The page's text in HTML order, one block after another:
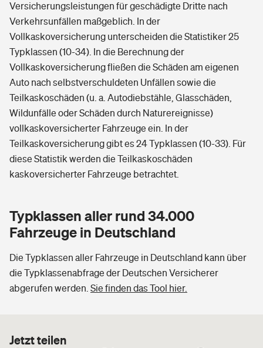
Versicherungsleistungen für geschädigte Dritte nach
Verkehrsunfällen maßgeblich. In der
Vollkaskoversicherung unterscheiden die Statistiker 25
Typklassen (10-34). In die Berechnung der
Vollkaskoversicherung fließen die Schäden am eigenen
Auto nach selbstverschuldeten Unfällen sowie die
Teilkaskoschäden (u. a. Autodiebstähle, Glasschäden,
Wildunfälle oder Schäden durch Naturereignisse)
vollkaskoversicherter Fahrzeuge ein. In der
Teilkaskoversicherung gibt es 24 Typklassen (10-33). Für
diese Statistik werden die Teilkaskoschäden
kaskoversicherter Fahrzeuge betrachtet.
Typklassen aller rund 34.000
Fahrzeuge in Deutschland
Die Typklassen aller Fahrzeuge in Deutschland kann über
die Typklassenabfrage der Deutschen Versicherer
abgerufen werden. Sie finden das Tool hier.
Jetzt teilen